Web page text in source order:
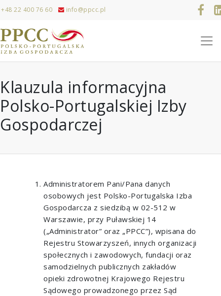
22 400 76 60 info@ppcc.pl
Klauzula informacyjna
Polsko-Portugalskiej Izby
Gospodarczej
Administratorem Pani/Pana danych
osobowych jest Polsko-Portugalska Izba
Gospodarcza z siedzibą w 02-512 w
Warszawie, przy Puławskiej 14
(„Administrator” oraz „PPCC”), wpisana do
Rejestru Stowarzyszeń, innych organizacji
społecznych i zawodowych, fundacji oraz
samodzielnych publicznych zakładów
opieki zdrowotnej Krajowego Rejestru
Sądowego prowadzonego przez Sąd